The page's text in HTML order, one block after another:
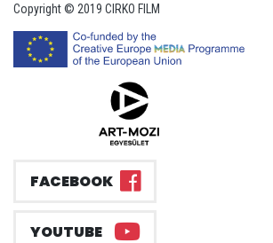
Copyright © 2019 CIRKO FILM
FACEBOOK
YOUTUBE